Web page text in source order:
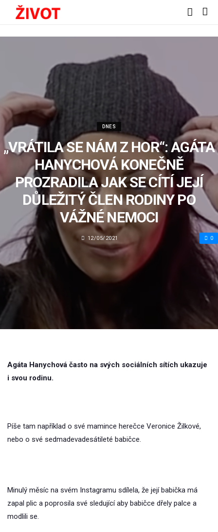
DNES
„VRÁTILA SE NÁM Z HOR“: AGÁTA
HANYCHOVÁ KONEČNĚ
PROZRADILA JAK SE CÍTÍ JEJÍ
DŮLEŽITÝ ČLEN RODINY PO
VÁŽNÉ NEMOCI
12/05/2021 0
Agáta Hanychová často na svých sociálních sítích ukazuje
i svou rodinu.
Píše tam například o své mamince herečce Veronice Žilkové,
nebo o své sedmadevadesátileté babičce.
Minulý měsíc na svém Instagramu sdílela, že její babička má
zapal plic a poprosila své sledující aby babičce dřely palce a
modlili se.